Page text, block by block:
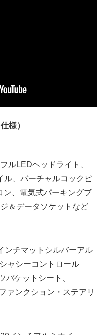
様）
ルLEDヘッドライト、
ル、バーチャルコックピ
ン、電気式パーキングブ
＆データソケットなど
ンチマットシルバーアル
ャシーコントロール
バケットシート、
ァンクション・ステアリ